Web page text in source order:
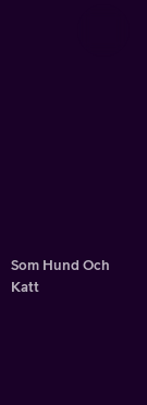
Som Hund Och
Katt